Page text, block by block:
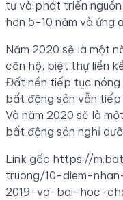
tư và phát triển
hơn 5-10 năm và ứng
Năm 2020 sẽ là một
căn hộ, biệt thự liền
Đất nền tiếp tục
bất động sản vẫn
Và năm 2020 sẽ là
bất động sản nghỉ
Link gốc https://
truong/10-diem-
2019-va-bai-hoc-